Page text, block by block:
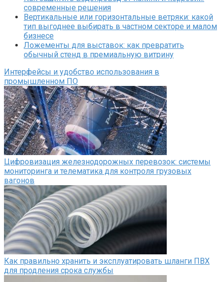
современные решения
Вертикальные или горизонтальные ветряки: какой
тип выгоднее выбирать в частном секторе и малом
бизнесе
Ложементы для выставок: как превратить
обычный стенд в премиальную витрину
Интерфейсы и удобство использования в
промышленном ПО
Цифровизация железнодорожных перевозок: системы
мониторинга и телематика для контроля грузовых
вагонов
Как правильно хранить и эксплуатировать шланги ПВХ
для продления срока службы